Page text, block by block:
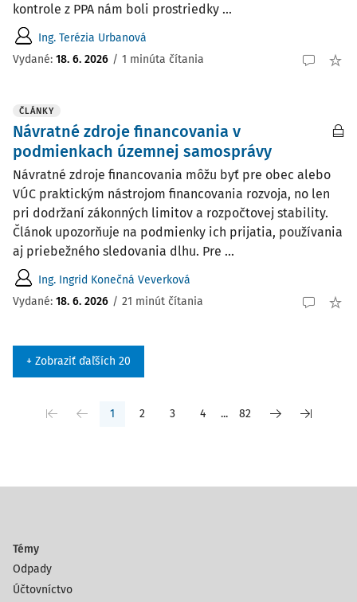
kontrole z PPA nám boli prostriedky ...
Ing. Terézia Urbanová
Vydané: 18. 6. 2026 / 1 minúta čítania
ČLÁNKY
Návratné zdroje financovania v
podmienkach územnej samosprávy
Návratné zdroje financovania môžu byť pre obec alebo
VÚC praktickým nástrojom financovania rozvoja, no len
pri dodržaní zákonných limitov a rozpočtovej stability.
Článok upozorňuje na podmienky ich prijatia, používania
aj priebežného sledovania dlhu. Pre ...
Ing. Ingrid Konečná Veverková
Vydané: 18. 6. 2026 / 21 minút čítania
+ Zobraziť ďaľších 20
1 2 3 4 ... 82
Témy
Odpady
Účtovníctvo